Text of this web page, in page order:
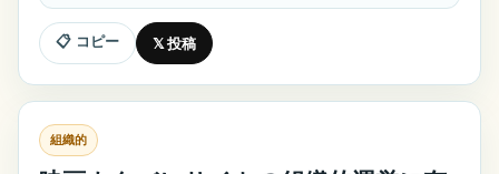
📋 コピー 𝕏 投稿
組織的